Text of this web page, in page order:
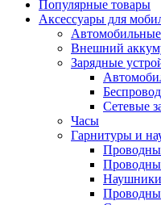
Популярные товары
Аксессуары для
Внешний
Зарядные
Сетевые
Часы
Гарнитуры и